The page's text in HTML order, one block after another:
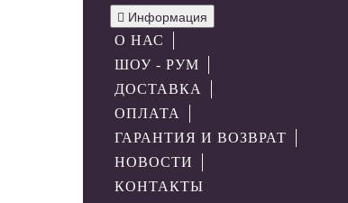
Информация
О НАС
ШОУ - РУМ
ДОСТАВКА
ОПЛАТА
ГАРАНТИЯ И ВОЗВРАТ
НОВОСТИ
КОНТАКТЫ